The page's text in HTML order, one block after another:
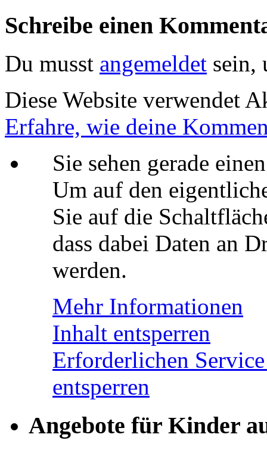
Schreibe einen
Du musst angemeldet sein,
Diese Website verwendet
Erfahre, wie deine
Sie sehen gerade
Um auf den
Sie auf die
dass dabei Daten an
werden.
Mehr Informationen
Inhalt entsperren
Erforderlichen
entsperren
Angebote für Kinder